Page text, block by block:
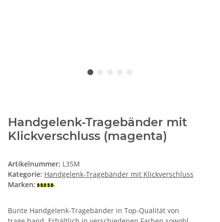
Handgelenk-Tragebänder mit
Klickverschluss (magenta)
Artikelnummer: L35M
Kategorie: Handgelenk-Tragebänder mit Klickverschluss
Marken:
Bunte Handgelenk-Tragebänder in Top-Qualität von